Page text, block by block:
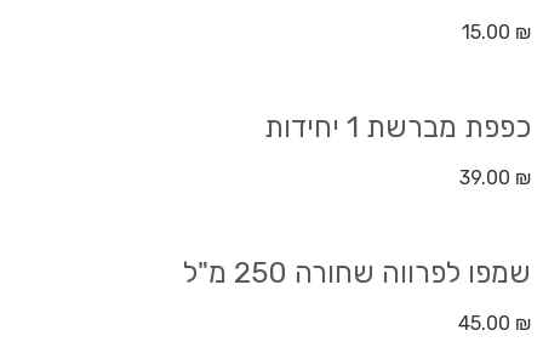
15.00 ₪
כפפת מברשת 1 יחידות
39.00 ₪
שמפו לפרווה שחורה 250 מ"ל
45.00 ₪